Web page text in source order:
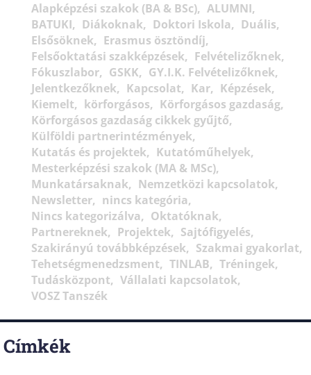
Alapképzési szakok (BA & BSc)
ALUMNI
BATUKI
Diákoknak Doktori Iskola
Duális
Elsősöknek
Erasmus ösztöndíj
Felsőoktatási szakképzések
Felvételizőknek
Fókuszlabor
GSKK
GY.I.K. Felvételizőknek
Jelentkezőknek
Kapcsolat Kar
Képzések
Kiemelt
körforgásos
Körforgásos gazdaság
Körforgásos gazdaság cikkek gyűjtő
Külföldi partnerintézmények
Kutatás és projektek
Kutatóműhelyek
Mesterképzési szakok (MA & MSc)
Munkatársaknak
Nemzetközi kapcsolatok
Newsletter
nincs kategória
Nincs kategorizálva
Oktatóknak
Partnereknek
Projektek
Sajtófigyelés
Szakirányú továbbképzések
Szakmai gyakorlat
Tehetségmenedzsment
TINLAB
Tréningek
Tudásközpont
Vállalati kapcsolatok
VOSZ Tanszék
Címkék